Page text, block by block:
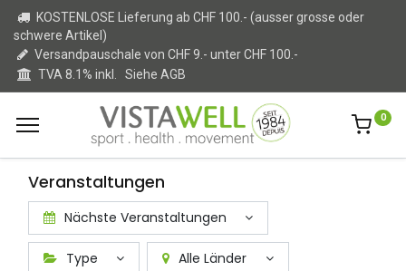
KOSTENLOSE Lieferung ab CHF 100.- (ausser grosse oder
schwere Artikel)
Versandpauschale von CHF 9.- unter CHF 100.-
TVA 8.1% inkl. Siehe AGB
0
Veranstaltungen
Nächste Veranstaltungen
Type Alle Länder